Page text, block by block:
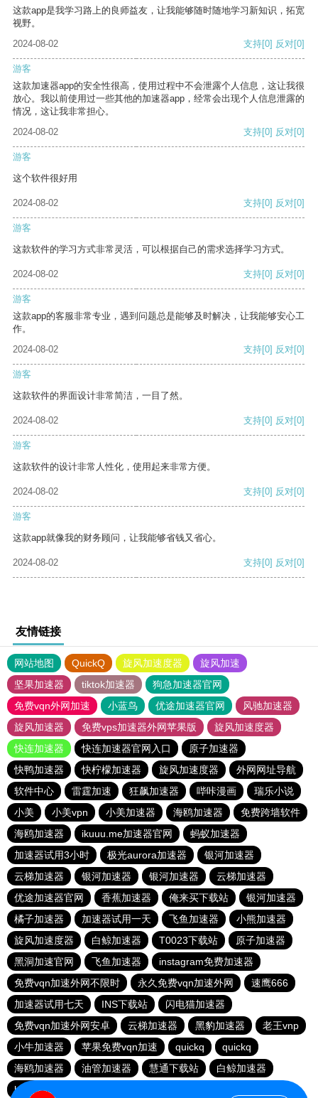
这款app是我学习路上的良师益友，让我能够随时随地学习新知识，拓宽
视野。
2024-08-02
支持[0] 反对[0]
游客
这款加速器app的安全性很高，使用过程中不会泄露个人信息，这让我很
放心。我以前使用过一些其他的加速器app，经常会出现个人信息泄露的
情况，这让我非常担心。
2024-08-02
支持[0] 反对[0]
游客
这个软件很好用
2024-08-02 支持[0] 反对[0]
游客
这款软件的学习方式非常灵活，可以根据自己的需求选择学习方式。
2024-08-02 支持[0] 反对[0]
游客
这款app的客服非常专业，遇到问题总是能够及时解决，让我能够安心工
作。
2024-08-02
支持[0] 反对[0]
游客
这款软件的界面设计非常简洁，一目了然。
2024-08-02 支持[0] 反对[0]
游客
这款软件的设计非常人性化，使用起来非常方便。
2024-08-02 支持[0] 反对[0]
游客
这款app就像我的财务顾问，让我能够省钱又省心。
2024-08-02 支持[0] 反对[0]
友情链接
网站地图 QuickQ 旋风加速度器
旋风加速
坚果加速器
tiktok加速器
狗急加速器官网
免费vqn外网加速
小蓝鸟 优途加速器官网
风驰加速器
旋风加速器
免费vps加速器外网苹果版
旋风加速度器
快连加速器
快连加速器官网入口
原子加速器
快鸭加速器
快柠檬加速器 旋风加速度器
外网网址导航
软件中心
雷霆加速 狂飙加速器 哔咔漫画
瑞乐小说
小美
小美vpn 小美加速器 海鸥加速器
免费跨墙软件
海鸥加速器
ikuuu.me加速器官网
蚂蚁加速器
加速器试用3小时
极光aurora加速器
银河加速器
云梯加速器
银河加速器 银河加速器
云梯加速器
优途加速器官网
香蕉加速器 俺来买下载站
银河加速器
橘子加速器
加速器试用一天 飞鱼加速器
小熊加速器
旋风加速度器
白鲸加速器 T0023下载站
原子加速器
黑洞加速官网
飞鱼加速器
instagram免费加速器
免费vqn加速外网不限时
永久免费vqn加速外网
速鹰666
加速器试用七天
INS下载站
闪电猫加速器
免费vqn加速外网安卓
云梯加速器 黑豹加速器
老王vnp
小牛加速器
苹果免费vqn加速 quickq
quickq
海鸥加速器
油管加速器 慧通下载站
白鲸加速器
hammer加速器